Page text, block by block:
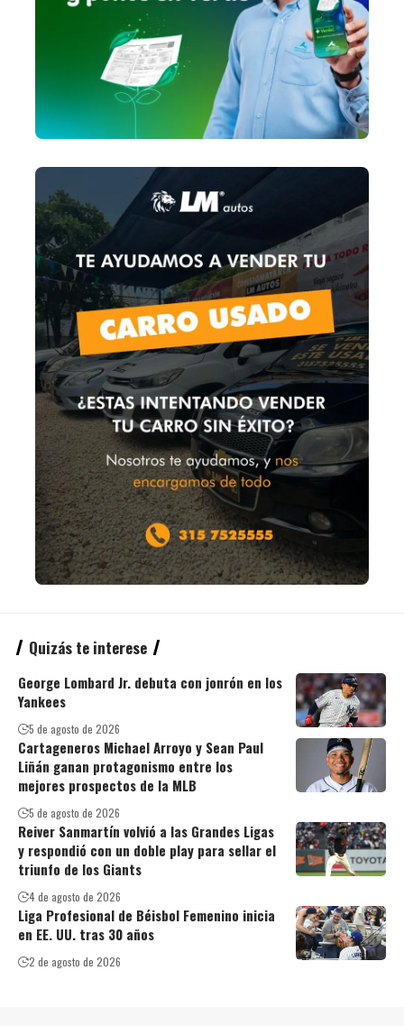
Quizás te interese
George Lombard Jr. debuta con jonrón en los
Yankees
5 de agosto de 2026
Cartageneros Michael Arroyo y Sean Paul
Liñán ganan protagonismo entre los
mejores prospectos de la MLB
5 de agosto de 2026
Reiver Sanmartín volvió a las Grandes Ligas
y respondió con un doble play para sellar el
triunfo de los Giants
4 de agosto de 2026
Liga Profesional de Béisbol Femenino inicia
en EE. UU. tras 30 años
2 de agosto de 2026